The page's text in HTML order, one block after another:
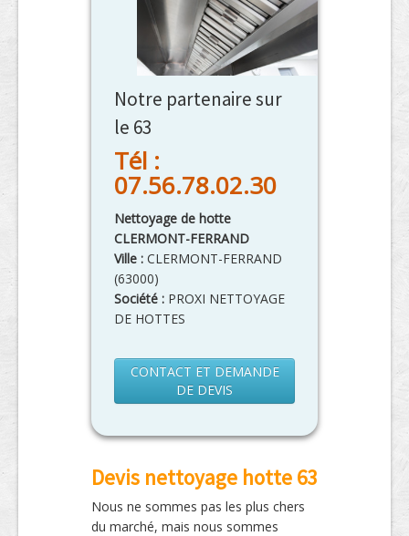
Notre partenaire sur
le 63
Tél :
07.56.78.02.30
Nettoyage de hotte
CLERMONT-FERRAND
Ville : CLERMONT-FERRAND
(63000)
Société : PROXI NETTOYAGE
DE HOTTES
CONTACT ET DEMANDE
DE DEVIS
Devis nettoyage hotte 63
Nous ne sommes pas les plus chers
du marché, mais nous sommes